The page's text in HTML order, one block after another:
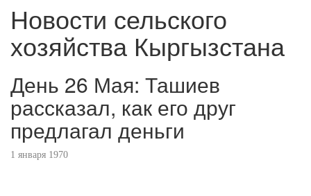
Новости сельского
хозяйства Кыргызстана
День 26 Мая: Ташиев
рассказал, как его друг
предлагал деньги
1 января 1970